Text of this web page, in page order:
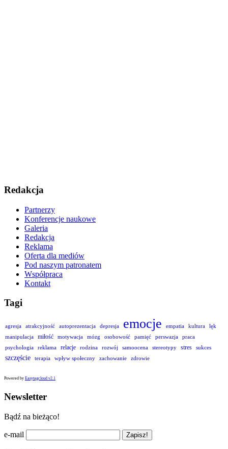
Redakcja
Partnerzy
Konferencje naukowe
Galeria
Redakcja
Reklama
Oferta dla mediów
Pod naszym patronatem
Współpraca
Kontakt
Tagi
agresja atrakcyjność autoprezentacja depresja emocje empatia kultura
lęk
manipulacja
miłość motywacja mózg osobowość pamięć perswazja
praca
psychologia
reklama relacje rodzina rozwój samoocena stereotypy stres sukces
szczęście terapia wpływ społeczny zachowanie zdrowie
Powered by Easytagcloud v2.1
Newsletter
Bądź na bieżąco!
e-mail